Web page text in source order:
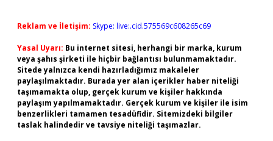
Reklam ve İletişim: Skype: live:.cid.575569c608265c69
Yasal Uyarı: Bu internet sitesi, herhangi bir marka, kurum
veya şahıs şirketi ile hiçbir bağlantısı bulunmamaktadır.
Sitede yalnızca kendi hazırladığımız makaleler
paylaşılmaktadır. Burada yer alan içerikler haber niteliği
taşımamakta olup, gerçek kurum ve kişiler hakkında
paylaşım yapılmamaktadır. Gerçek kurum ve kişiler ile isim
benzerlikleri tamamen tesadüfidir. Sitemizdeki bilgiler
taslak halindedir ve tavsiye niteliği taşımazlar.